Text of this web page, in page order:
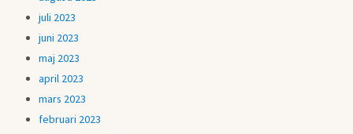
juli 2023
juni 2023
maj 2023
april 2023
mars 2023
februari 2023